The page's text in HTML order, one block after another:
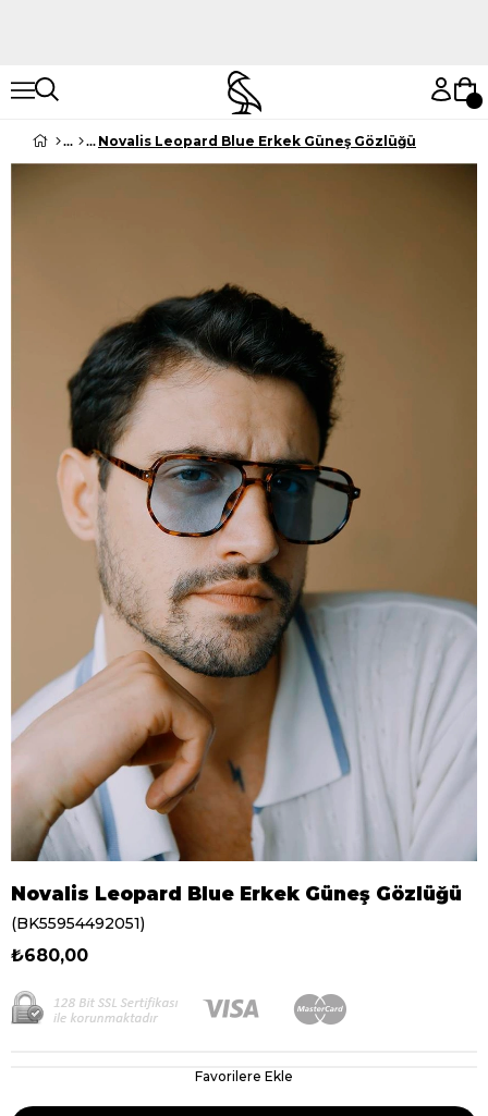
Novalis Leopard Blue Erkek Güneş Gözlüğü
Novalis Leopard Blue Erkek Güneş Gözlüğü
(BK55954492051)
₺680,00
Favorilere Ekle